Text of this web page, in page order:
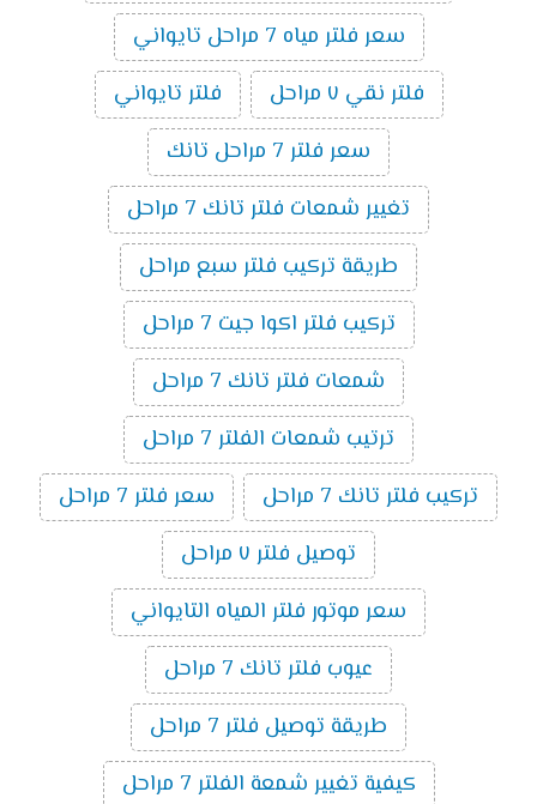
سعر فلتر مياه 7 مراحل تايواني
فلتر نقي ٧ مراحل
فلتر تايواني
سعر فلتر 7 مراحل تانك
تغيير شمعات فلتر تانك 7 مراحل
طريقة تركيب فلتر سبع مراحل
تركيب فلتر اكوا جيت 7 مراحل
شمعات فلتر تانك 7 مراحل
ترتيب شمعات الفلتر 7 مراحل
تركيب فلتر تانك 7 مراحل
سعر فلتر 7 مراحل
توصيل فلتر ٧ مراحل
سعر موتور فلتر المياه التايواني
عيوب فلتر تانك 7 مراحل
طريقة توصيل فلتر 7 مراحل
كيفية تغيير شمعة الفلتر 7 مراحل